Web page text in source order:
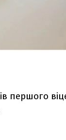
першого